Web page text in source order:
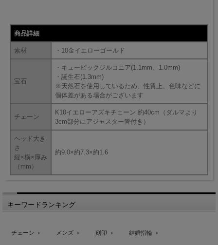
商品詳細
素材 ・10金イエローゴールド
宝石
・キュービックジルコニア(1.1mm、1.0mm)
・誕生石(1.3mm)
※天然石を使用しているため、性質上、色味などに
個体差がある場合がございます
チェーン
K10イエローアズキチェーン 約40cm（ダルマより
3cm部分にアジャスター管付き）
ヘッド大き
さ
縦×横×厚み
（mm）
約9.0×約7.3×約1.6
キーワードランキング
チェーン メンズ 刻印 結婚指輪